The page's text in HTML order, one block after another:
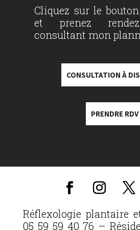
Cliquez sur le
et prenez
consultant mon
CONSULTATION À
PRENDRE RDV
Réflexologie plantaire
05 59 59 40 76 –